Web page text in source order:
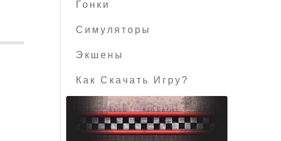
Гонки
Симуляторы
Экшены
Как Скачать Игру?